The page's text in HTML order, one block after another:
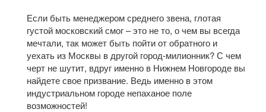
Если быть менеджером среднего звена, глотая
густой московский смог – это не то, о чем вы всегда
мечтали, так может быть пойти от обратного и
уехать из Москвы в другой город-милионник? С чем
черт не шутит, вдруг именно в Нижнем Новгороде вы
найдете свое призвание. Ведь именно в этом
индустриальном городе непаханое поле
возможностей!